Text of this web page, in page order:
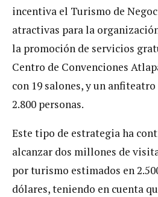
incentiva el Turismo de
atractivas para la
la promoción de servicios
Centro de Convenciones
con 19 salones, y un
2.800 personas.
Este tipo de estrategia ha
alcanzar dos millones de
por turismo estimados en
dólares, teniendo en cuenta